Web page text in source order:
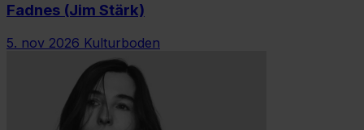
Fadnes (Jim Stärk)
5. nov 2026 Kulturboden